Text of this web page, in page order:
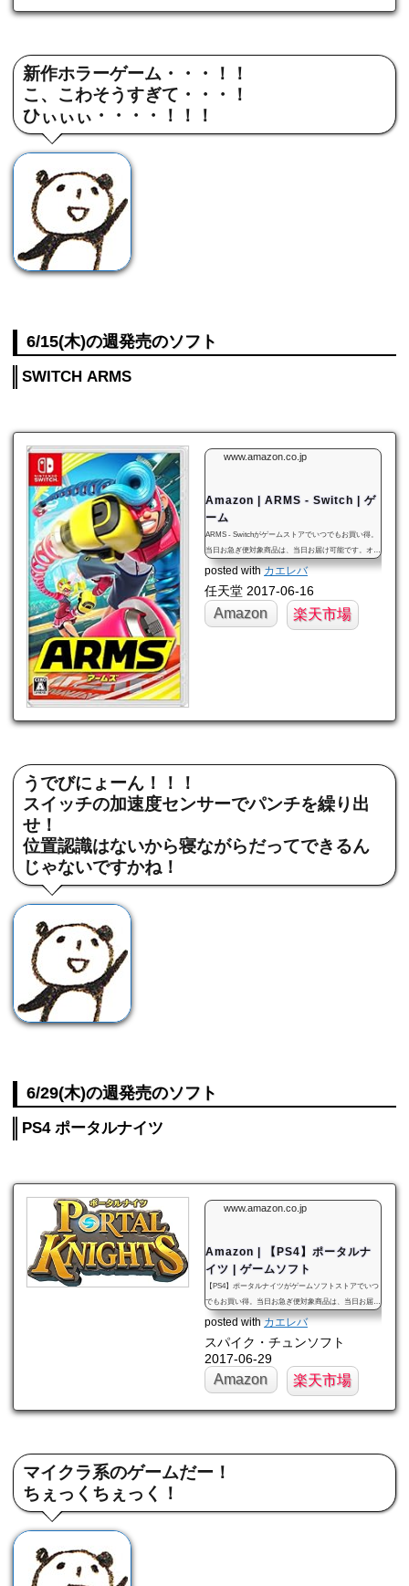
新作ホラーゲーム・・・！！
こ、こわそうすぎて・・・！
ひぃぃぃ・・・・！！！
6/15(木)の週発売のソフト
SWITCH ARMS
www.amazon.co.jp
Amazon | ARMS - Switch | ゲ
ーム
ARMS - Switchがゲームストアでいつでもお買い得。
当日お急ぎ便対象商品は、当日お届け可能です。オン
ラインコード版、ダウンロード版はご購入後すぐにご
posted withカエレバ
任天堂 2017-06-16
Amazon 楽天市場
うでびにょーん！！！
スイッチの加速度センサーでパンチを繰り出
せ！
位置認識はないから寝ながらだってできるん
じゃないですかね！
6/29(木)の週発売のソフト
PS4 ポータルナイツ
www.amazon.co.jp
Amazon | 【PS4】ポータルナ
イツ | ゲームソフト
【PS4】ポータルナイツがゲームソフトストアでいつ
でもお買い得。当日お急ぎ便対象商品は、当日お届け
可能です。オンラインコード版、ダウンロード版はご
posted withカエレバ
スパイク・チュンソフト
2017-06-29
Amazon 楽天市場
マイクラ系のゲームだー！
ちぇっくちぇっく！